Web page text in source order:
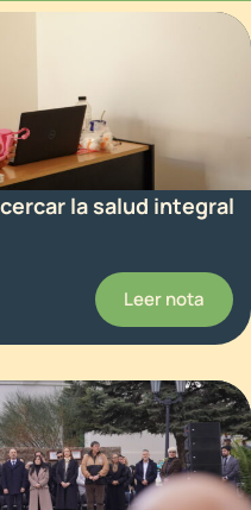
la salud integral
Leer nota